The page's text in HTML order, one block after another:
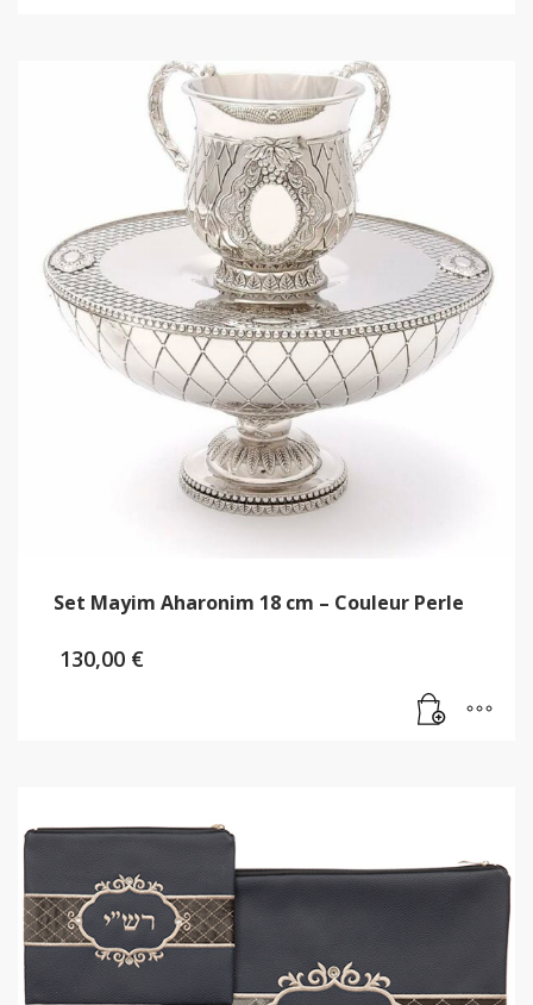
Set Mayim Aharonim 18 cm – Couleur Perle
130,00 €